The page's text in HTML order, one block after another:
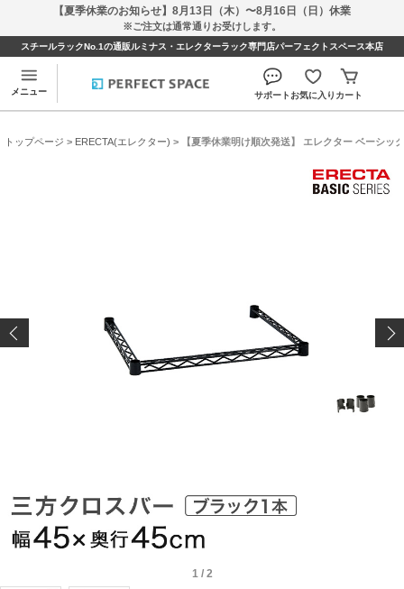
【夏季休業のお知らせ】8月13日（木）〜8月16日（日）休業
※ご注文は通常通りお受けします。
スチールラックNo.1の通販ルミナス・エレクターラック専門店パーフェクトスペース本店
メニュー サポートお気に入り カート
トップページ > ERECTA(エレクター) > 【夏季休業明け順次発送】 エレクター ベーシッ
1/ 2